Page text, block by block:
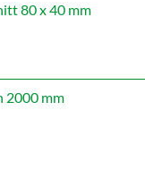
80 x 40 mm
2000 mm